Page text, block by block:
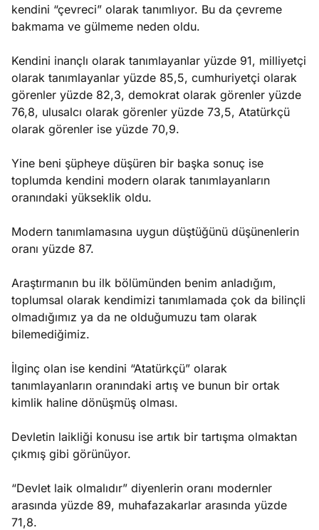
kendini “çevreci” olarak tanımlıyor. Bu da çevreme
bakmama ve gülmeme neden oldu.
Kendini inançlı olarak tanımlayanlar yüzde 91, milliyetçi
olarak tanımlayanlar yüzde 85,5, cumhuriyetçi olarak
görenler yüzde 82,3, demokrat olarak görenler yüzde
76,8, ulusalcı olarak görenler yüzde 73,5, Atatürkçü
olarak görenler ise yüzde 70,9.
Yine beni şüpheye düşüren bir başka sonuç ise
toplumda kendini modern olarak tanımlayanların
oranındaki yükseklik oldu.
Modern tanımlamasına uygun düştüğünü düşünenlerin
oranı yüzde 87.
Araştırmanın bu ilk bölümünden benim anladığım,
toplumsal olarak kendimizi tanımlamada çok da bilinçli
olmadığımız ya da ne olduğumuzu tam olarak
bilemediğimiz.
İlginç olan ise kendini “Atatürkçü” olarak
tanımlayanların oranındaki artış ve bunun bir ortak
kimlik haline dönüşmüş olması.
Devletin laikliği konusu ise artık bir tartışma olmaktan
çıkmış gibi görünüyor.
“Devlet laik olmalıdır” diyenlerin oranı modernler
arasında yüzde 89, muhafazakarlar arasında yüzde
71,8.